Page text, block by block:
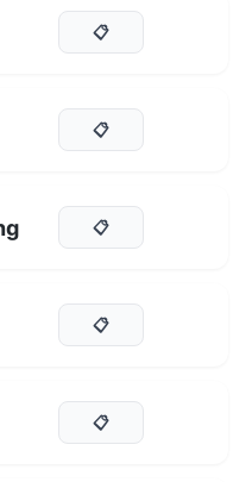
📋
📋
📋
📋
📋